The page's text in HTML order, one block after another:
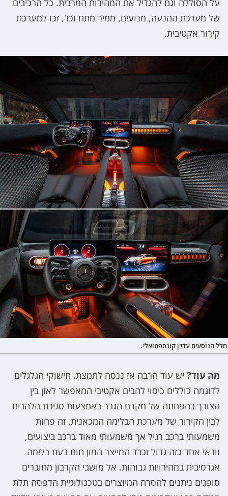
על הסוללה וגם להגדיל את המהירות המרבית. כל הרכיבים
של מערכת ההנעה, מנועים, ממיר מתח וכו', זכו למערכת
קירור אקטיבית.
חלל הנוסעים עדיין קונספטואלי.
מה עוד? יש עוד הרבה אז ננסה לתמצת. חישוקי הגלגלים
לדוגמה כוללים כיסוי להבים אקטיבי המאפשר לאזן בין
הצורך בהפחתה של מקדם הגרר באמצעות סגירת הלהבים
לבין הקירור של מערכת הבלימה המכאנית, זה פחות
משמעותי ברכב רגיל אך משמעותי מאוד ברכב ביצועים,
וודאי אחד כזה גדול וכבד המייצר המון חום בעת בלימה
אגרסיבית במהירויות גבוהות. אל מושבי הקרבון מחוברים
סופגים ניתנים להסרה המיוצרים בטכנולוגיית הדפסה תלת